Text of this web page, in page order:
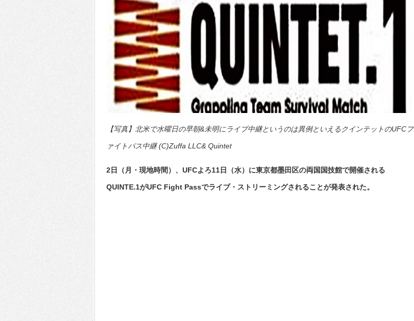
【写真】北米で水曜日の早朝&未明にライブ中継というのは異例といえるクインテットのUFCフ
ァイトパス中継 (C)Zuffa LLC& Quintet
2日（月・現地時間）、UFCよろ11日（水）に東京都墨田区の両国国技館で開催される
QUINTE.1がUFC Fight Passでライブ・ストリーミングされることが発表された。